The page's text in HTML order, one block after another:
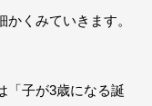
くみていきます。
「子が3歳になる誕